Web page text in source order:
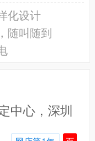
化设计
随叫随到
中心，深圳